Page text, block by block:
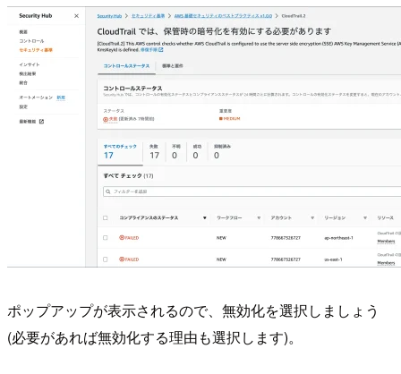
ポップアップが表示されるので、無効化を選択しましょう
(必要があれば無効化する理由も選択します)。